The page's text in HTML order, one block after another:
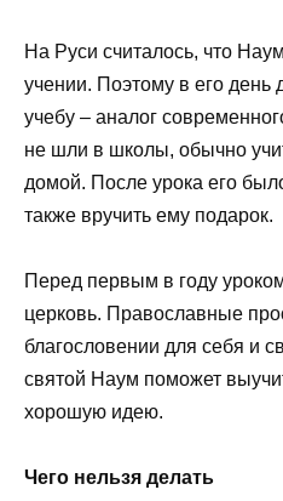
На Руси считалось, что
учении. Поэтому в его день
учебу – аналог
не шли в школы, обычно
домой. После урока его
также вручить ему подарок.
Перед первым в году
церковь. Православные
благословении для себя и
святой Наум поможет
хорошую идею.
Чего нельзя делать